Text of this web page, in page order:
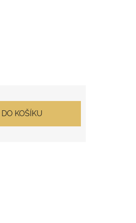
DO KOŠÍKU